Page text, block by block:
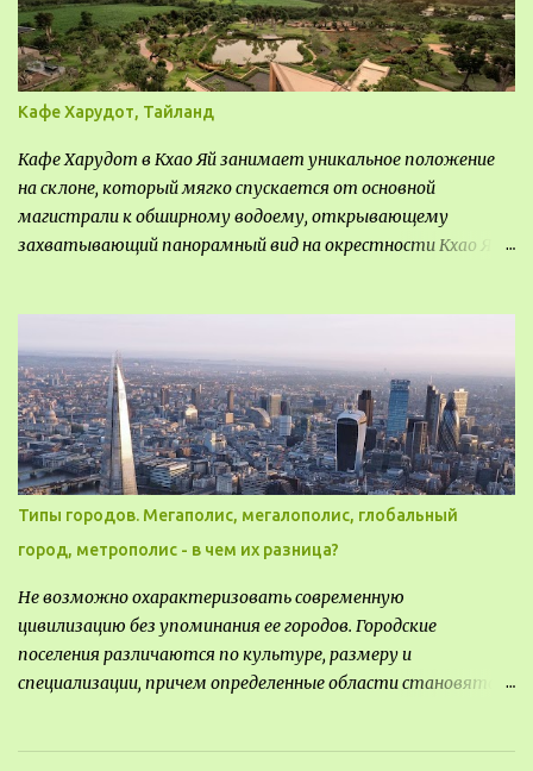
Кафе Харудот, Тайланд
Кафе Харудот в Кхао Яй занимает уникальное положение
на склоне, который мягко спускается от основной
магистрали к обширному водоему, открывающему
захватывающий панорамный вид на окрестности Кхао Яй.
могли бы свободно попасть, не заходя в само заведение.
Типы городов. Мегаполис, мегалополис, глобальный
город, метрополис - в чем их разница?
Не возможно охарактеризовать современную
цивилизацию без упоминания ее городов. Городские
поселения различаются по культуре, размеру и
специализации, причем определенные области становятся